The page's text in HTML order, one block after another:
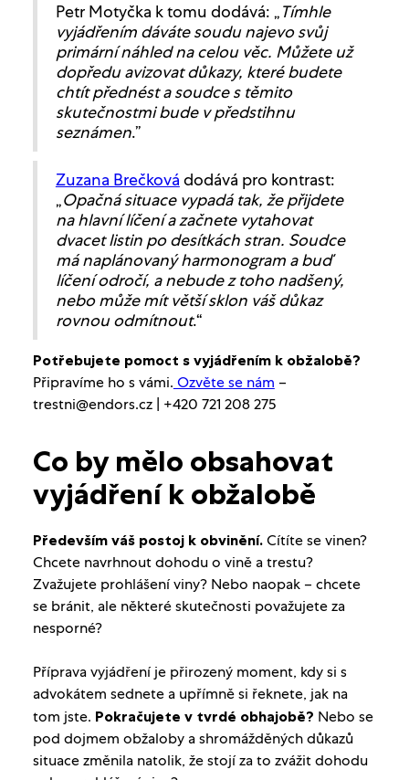
Petr Motyčka k tomu dodává: „Tímhle
vyjádřením dáváte soudu najevo svůj
primární náhled na celou věc. Můžete už
dopředu avizovat důkazy, které budete
chtít přednést a soudce s těmito
skutečnostmi bude v předstihnu
seznámen.”
Zuzana Brečková dodává pro kontrast:
„Opačná situace vypadá tak, že přijdete
na hlavní líčení a začnete vytahovat
dvacet listin po desítkách stran. Soudce
má naplánovaný harmonogram a buď
líčení odročí, a nebude z toho nadšený,
nebo může mít větší sklon váš důkaz
rovnou odmítnout.“
Potřebujete pomoct s vyjádřením k obžalobě?
Připravíme ho s vámi. Ozvěte se nám –
trestni@endors.cz | +420 721 208 275
Co by mělo obsahovat
vyjádření k obžalobě
Především váš postoj k obvinění.Cítíte se vinen?
Chcete navrhnout dohodu o vině a trestu?
Zvažujete prohlášení viny? Nebo naopak – chcete
se bránit, ale některé skutečnosti považujete za
nesporné?
Příprava vyjádření je přirozený moment, kdy si s
advokátem sednete a upřímně si řeknete, jak na
tom jste. Pokračujete v tvrdé obhajobě? Nebo se
pod dojmem obžaloby a shromážděných důkazů
situace změnila natolik, že stojí za to zvážit dohodu